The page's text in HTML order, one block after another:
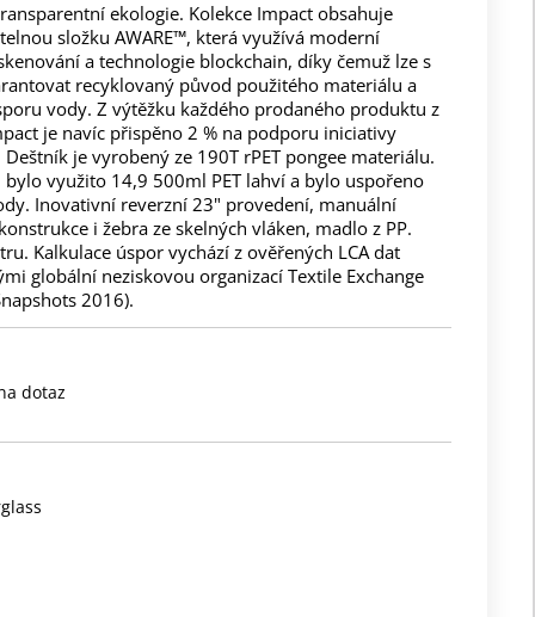
ekologie. Kolekce Impact obsahuje
složku AWARE™, která využívá moderní
a technologie blockchain, díky čemuž lze s
recyklovaný původ použitého materiálu a
vody. Z výtěžku každého prodaného produktu z
je navíc přispěno 2 % na podporu iniciativy
je vyrobený ze 190T rPET pongee materiálu.
využito 14,9 500ml PET lahví a bylo uspořeno
Inovativní reverzní 23" provedení, manuální
i žebra ze skelných vláken, madlo z PP.
Kalkulace úspor vychází z ověřených LCA dat
globální neziskovou organizací Textile Exchange
2016).
dotaz